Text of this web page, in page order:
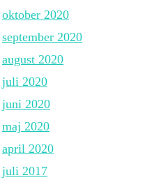
oktober 2020
september 2020
august 2020
juli 2020
juni 2020
maj 2020
april 2020
juli 2017